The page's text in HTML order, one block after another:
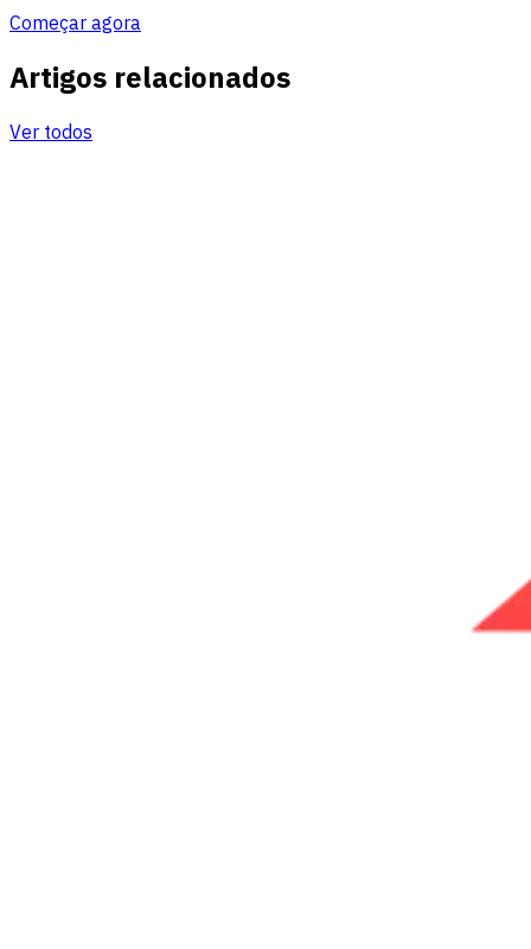
Começar agora
Artigos relacionados
Ver todos